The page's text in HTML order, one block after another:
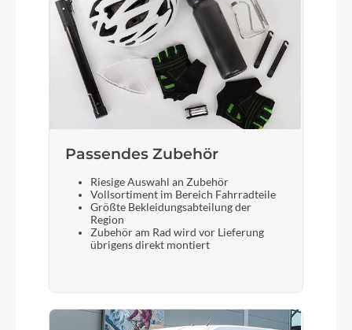
Passendes Zubehör
Riesige Auswahl an Zubehör
Vollsortiment im Bereich Fahrradteile
Größte Bekleidungsabteilung der
Region
Zubehör am Rad wird vor Lieferung
übrigens direkt montiert